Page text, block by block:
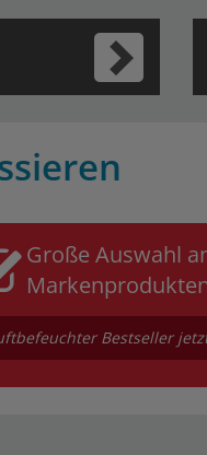
Große Auswahl
Bestseller